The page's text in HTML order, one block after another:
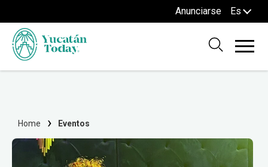
Anunciarse Es
Home Eventos